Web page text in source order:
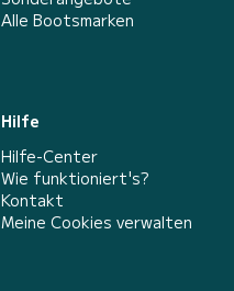
Alle Bootsmarken
Hilfe
Hilfe-Center
Wie funktioniert's?
Kontakt
Meine Cookies verwalten